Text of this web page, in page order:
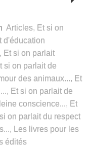
Articles, Et si on
d'éducation
, Et si on parlait
si on parlait de
des animaux..., Et
, Et si on parlait de
conscience..., Et
on parlait du respect
,
Les livres pour les
édités